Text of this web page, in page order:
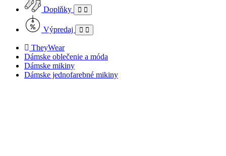
Doplňky
Výpredaj
TheyWear
Dámske oblečenie a móda
Dámske mikiny
Dámske jednofarebné mikiny